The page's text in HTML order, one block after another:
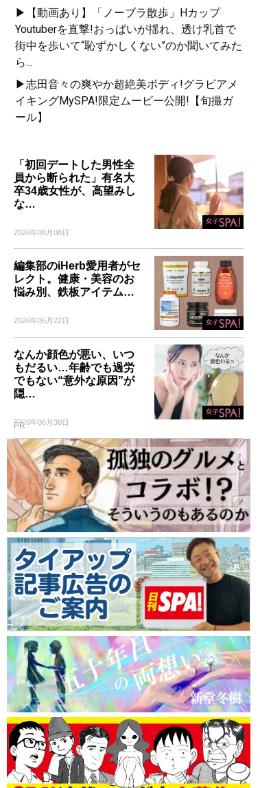
▶【動画あり】「ノーブラ散歩」Hカップ
Youtuberを直撃!おっぱいが揺れ、透け乳首で
街中を歩いて“恥ずかしくない”のか聞いてみた
ら...
▶志田音々の爽やか超絶美ボディ!グラビアメ
イキングMySPA!限定ムービー公開!【旬撮ガ
ール】
「初回デートした男性全
員から断られた」有名大
卒34歳女性が、高望みし
な…
2026年08月08日
編集部のiHerb愛用者がセ
レクト。健康・美容のお
悩み別、鉄板アイテム…
2026年06月22日
なんか顔色が悪い、いつ
もだるい…年齢でも過労
でもない“意外な原因”が
隠…
2026年06月30日
PR